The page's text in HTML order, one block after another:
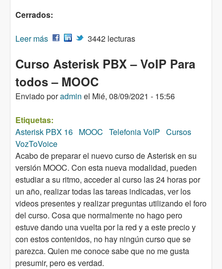
Cerrados:
Leer más sobre Cursos VozToVoice
3442 lecturas
Curso Asterisk PBX – VoIP Para
todos – MOOC
Enviado poradmin el Mié, 08/09/2021 - 15:56
Etiquetas:
Asterisk PBX 16 MOOC Telefonia VoIP Cursos
VozToVoice
Acabo de preparar el nuevo curso de Asterisk en su
versión MOOC. Con esta nueva modalidad, pueden
estudiar a su ritmo, acceder al curso las 24 horas por
un año, realizar todas las tareas indicadas, ver los
videos presentes y realizar preguntas utilizando el foro
del curso. Cosa que normalmente no hago pero
estuve dando una vuelta por la red y a este precio y
con estos contenidos, no hay ningún curso que se
parezca. Quien me conoce sabe que no me gusta
presumir, pero es verdad.